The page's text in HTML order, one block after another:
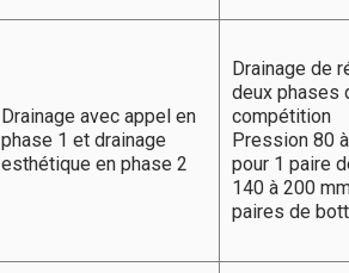
Drainage avec appel en
phase 1 et drainage
esthétique en phase 2
Drainage de
deux phases
compétition
Pression 80
pour 1 paire
140 à 200
paires de